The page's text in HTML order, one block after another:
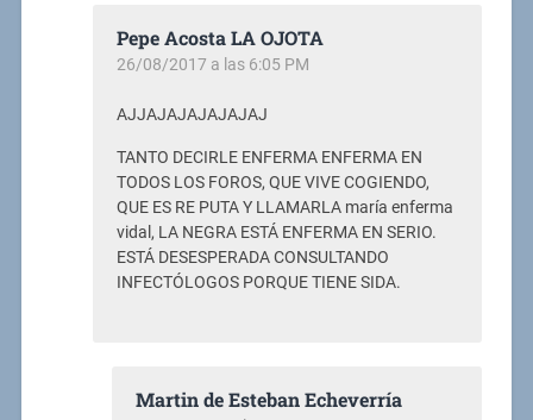
Pepe Acosta LA OJOTA
26/08/2017 a las 6:05 PM
AJJAJAJAJAJAJAJ
TANTO DECIRLE ENFERMA ENFERMA EN
TODOS LOS FOROS, QUE VIVE COGIENDO,
QUE ES RE PUTA Y LLAMARLA maría enferma
vidal, LA NEGRA ESTÁ ENFERMA EN SERIO.
ESTÁ DESESPERADA CONSULTANDO
INFECTÓLOGOS PORQUE TIENE SIDA.
Martin de Esteban Echeverría